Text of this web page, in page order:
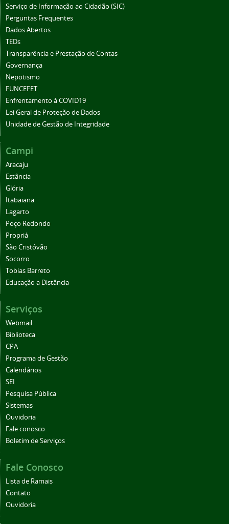
Serviço de Informação ao Cidadão (SIC)
Perguntas Frequentes
Dados Abertos
TEDs
Transparência e Prestação de Contas
Governança
Nepotismo
FUNCEFET
Enfrentamento à COVID19
Lei Geral de Proteção de Dados
Unidade de Gestão de Integridade
Campi
Aracaju
Estância
Glória
Itabaiana
Lagarto
Poço Redondo
Propriá
São Cristóvão
Socorro
Tobias Barreto
Educação a Distância
Serviços
Webmail
Biblioteca
CPA
Programa de Gestão
Calendários
SEI
Pesquisa Pública
Sistemas
Ouvidoria
Fale conosco
Boletim de Serviços
Fale Conosco
Lista de Ramais
Contato
Ouvidoria